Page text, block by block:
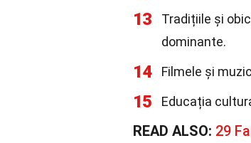
13
Tradițiile și
dominante.
14 Filmele și
15 Educația
READ ALSO: 29